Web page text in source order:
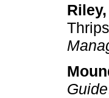
Guide